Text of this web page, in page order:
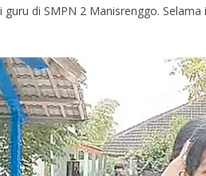
di SMPN 2 Manisrenggo.